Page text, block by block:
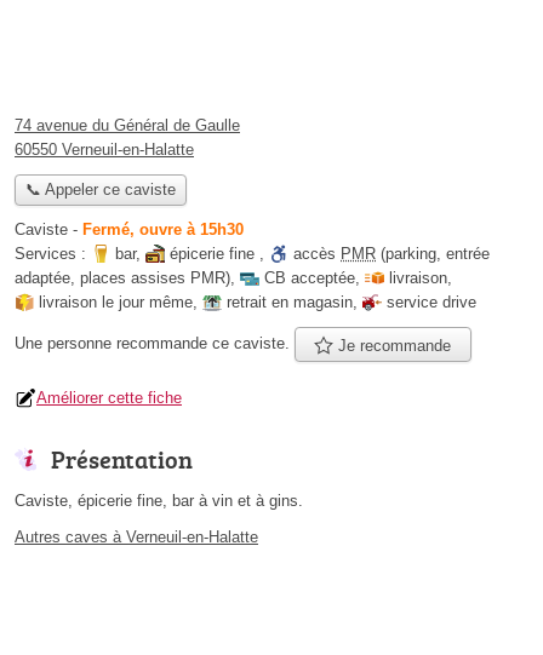
74 avenue du Général de Gaulle
60550 Verneuil-en-Halatte
📞 Appeler ce caviste
Caviste - Fermé, ouvre à 15h30
Services :
bar, épicerie fine , accès PMR (parking, entrée
adaptée, places assises PMR), CB acceptée, livraison,
livraison le jour même, retrait en magasin, service drive
Une personne recommande ce caviste. Je recommande
Améliorer cette fiche
Présentation
Caviste, épicerie fine, bar à vin et à gins.
Autres caves à Verneuil-en-Halatte